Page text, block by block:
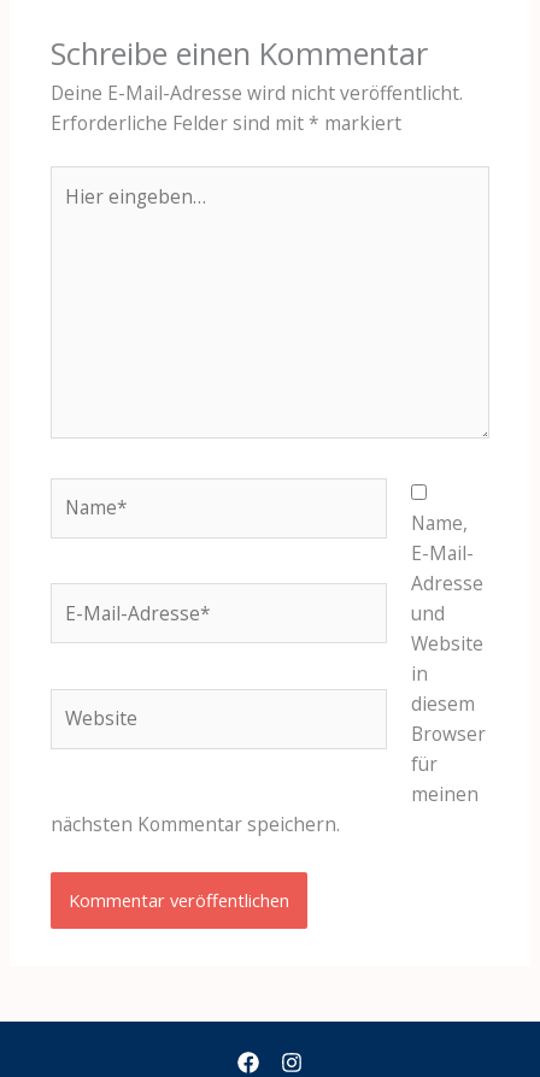
Schreibe einen Kommentar
Deine E-Mail-Adresse wird nicht veröffentlicht.
Erforderliche Felder sind mit* markiert
eingeben…
Mail-
Name,
E-Mail-
Adresse
und
Website
in
diesem
Browser
für
meinen
nächsten Kommentar speichern.